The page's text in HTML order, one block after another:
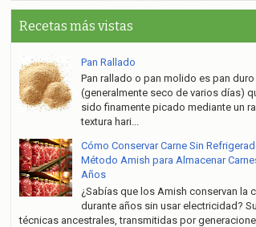
Recetas más vistas
Pan Rallado
Pan rallado o pan molido es pan duro
(generalmente seco de varios días)
sido finamente picado mediante un
textura hari...
Cómo Conservar Carne Sin
Método Amish para Almacenar
Años
¿Sabías que los Amish conservan la
durante años sin usar electricidad?
técnicas ancestrales, transmitidas por